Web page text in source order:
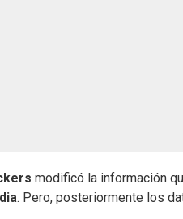
modificó la información
. Pero, posteriormente los